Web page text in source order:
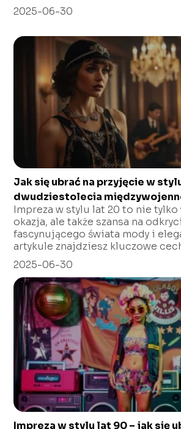
2025-06-30
Jak się ubrać na przyjęcie w
dwudziestolecia
Impreza w stylu lat 20 to nie tylko
okazja, ale także szansa na
fascynującego świata mody i
artykule znajdziesz kluczowe
2025-06-30
Impreza w stylu lat 90 – jak się